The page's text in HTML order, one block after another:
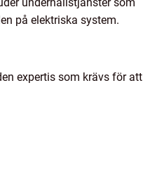
på elektriska system.
expertis som krävs för att